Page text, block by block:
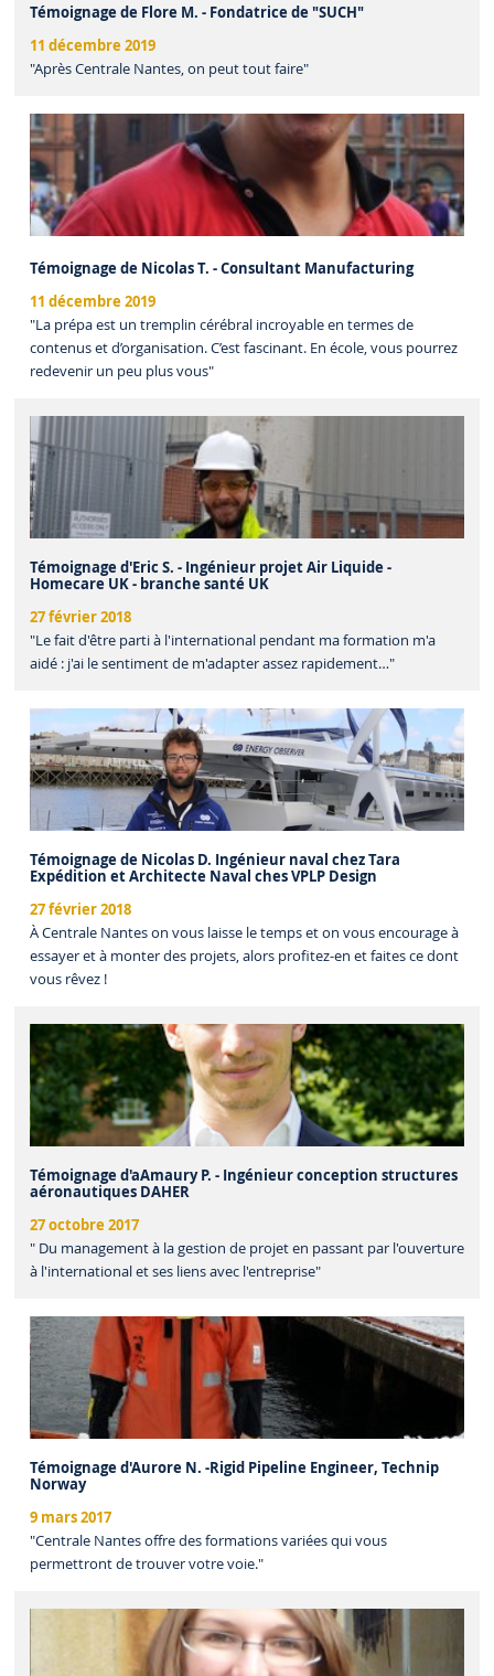
Témoignage de Flore M. - Fondatrice de "SUCH"
11 décembre 2019
"Après Centrale Nantes, on peut tout faire"
Témoignage de Nicolas T. - Consultant Manufacturing
11 décembre 2019
"La prépa est un tremplin cérébral incroyable en termes de
contenus et d’organisation. C’est fascinant. En école, vous pourrez
redevenir un peu plus vous"
Témoignage d'Eric S. - Ingénieur projet Air Liquide -
Homecare UK - branche santé UK
27 février 2018
"Le fait d'être parti à l'international pendant ma formation m'a
aidé : j'ai le sentiment de m'adapter assez rapidement…"
Témoignage de Nicolas D. Ingénieur naval chez Tara
Expédition et Architecte Naval ches VPLP Design
27 février 2018
À Centrale Nantes on vous laisse le temps et on vous encourage à
essayer et à monter des projets, alors profitez-en et faites ce dont
vous rêvez !
Témoignage d'aAmaury P. - Ingénieur conception structures
aéronautiques DAHER
27 octobre 2017
" Du management à la gestion de projet en passant par l'ouverture
à l'international et ses liens avec l'entreprise"
Témoignage d'Aurore N. -Rigid Pipeline Engineer, Technip
Norway
9 mars 2017
"Centrale Nantes offre des formations variées qui vous
permettront de trouver votre voie."